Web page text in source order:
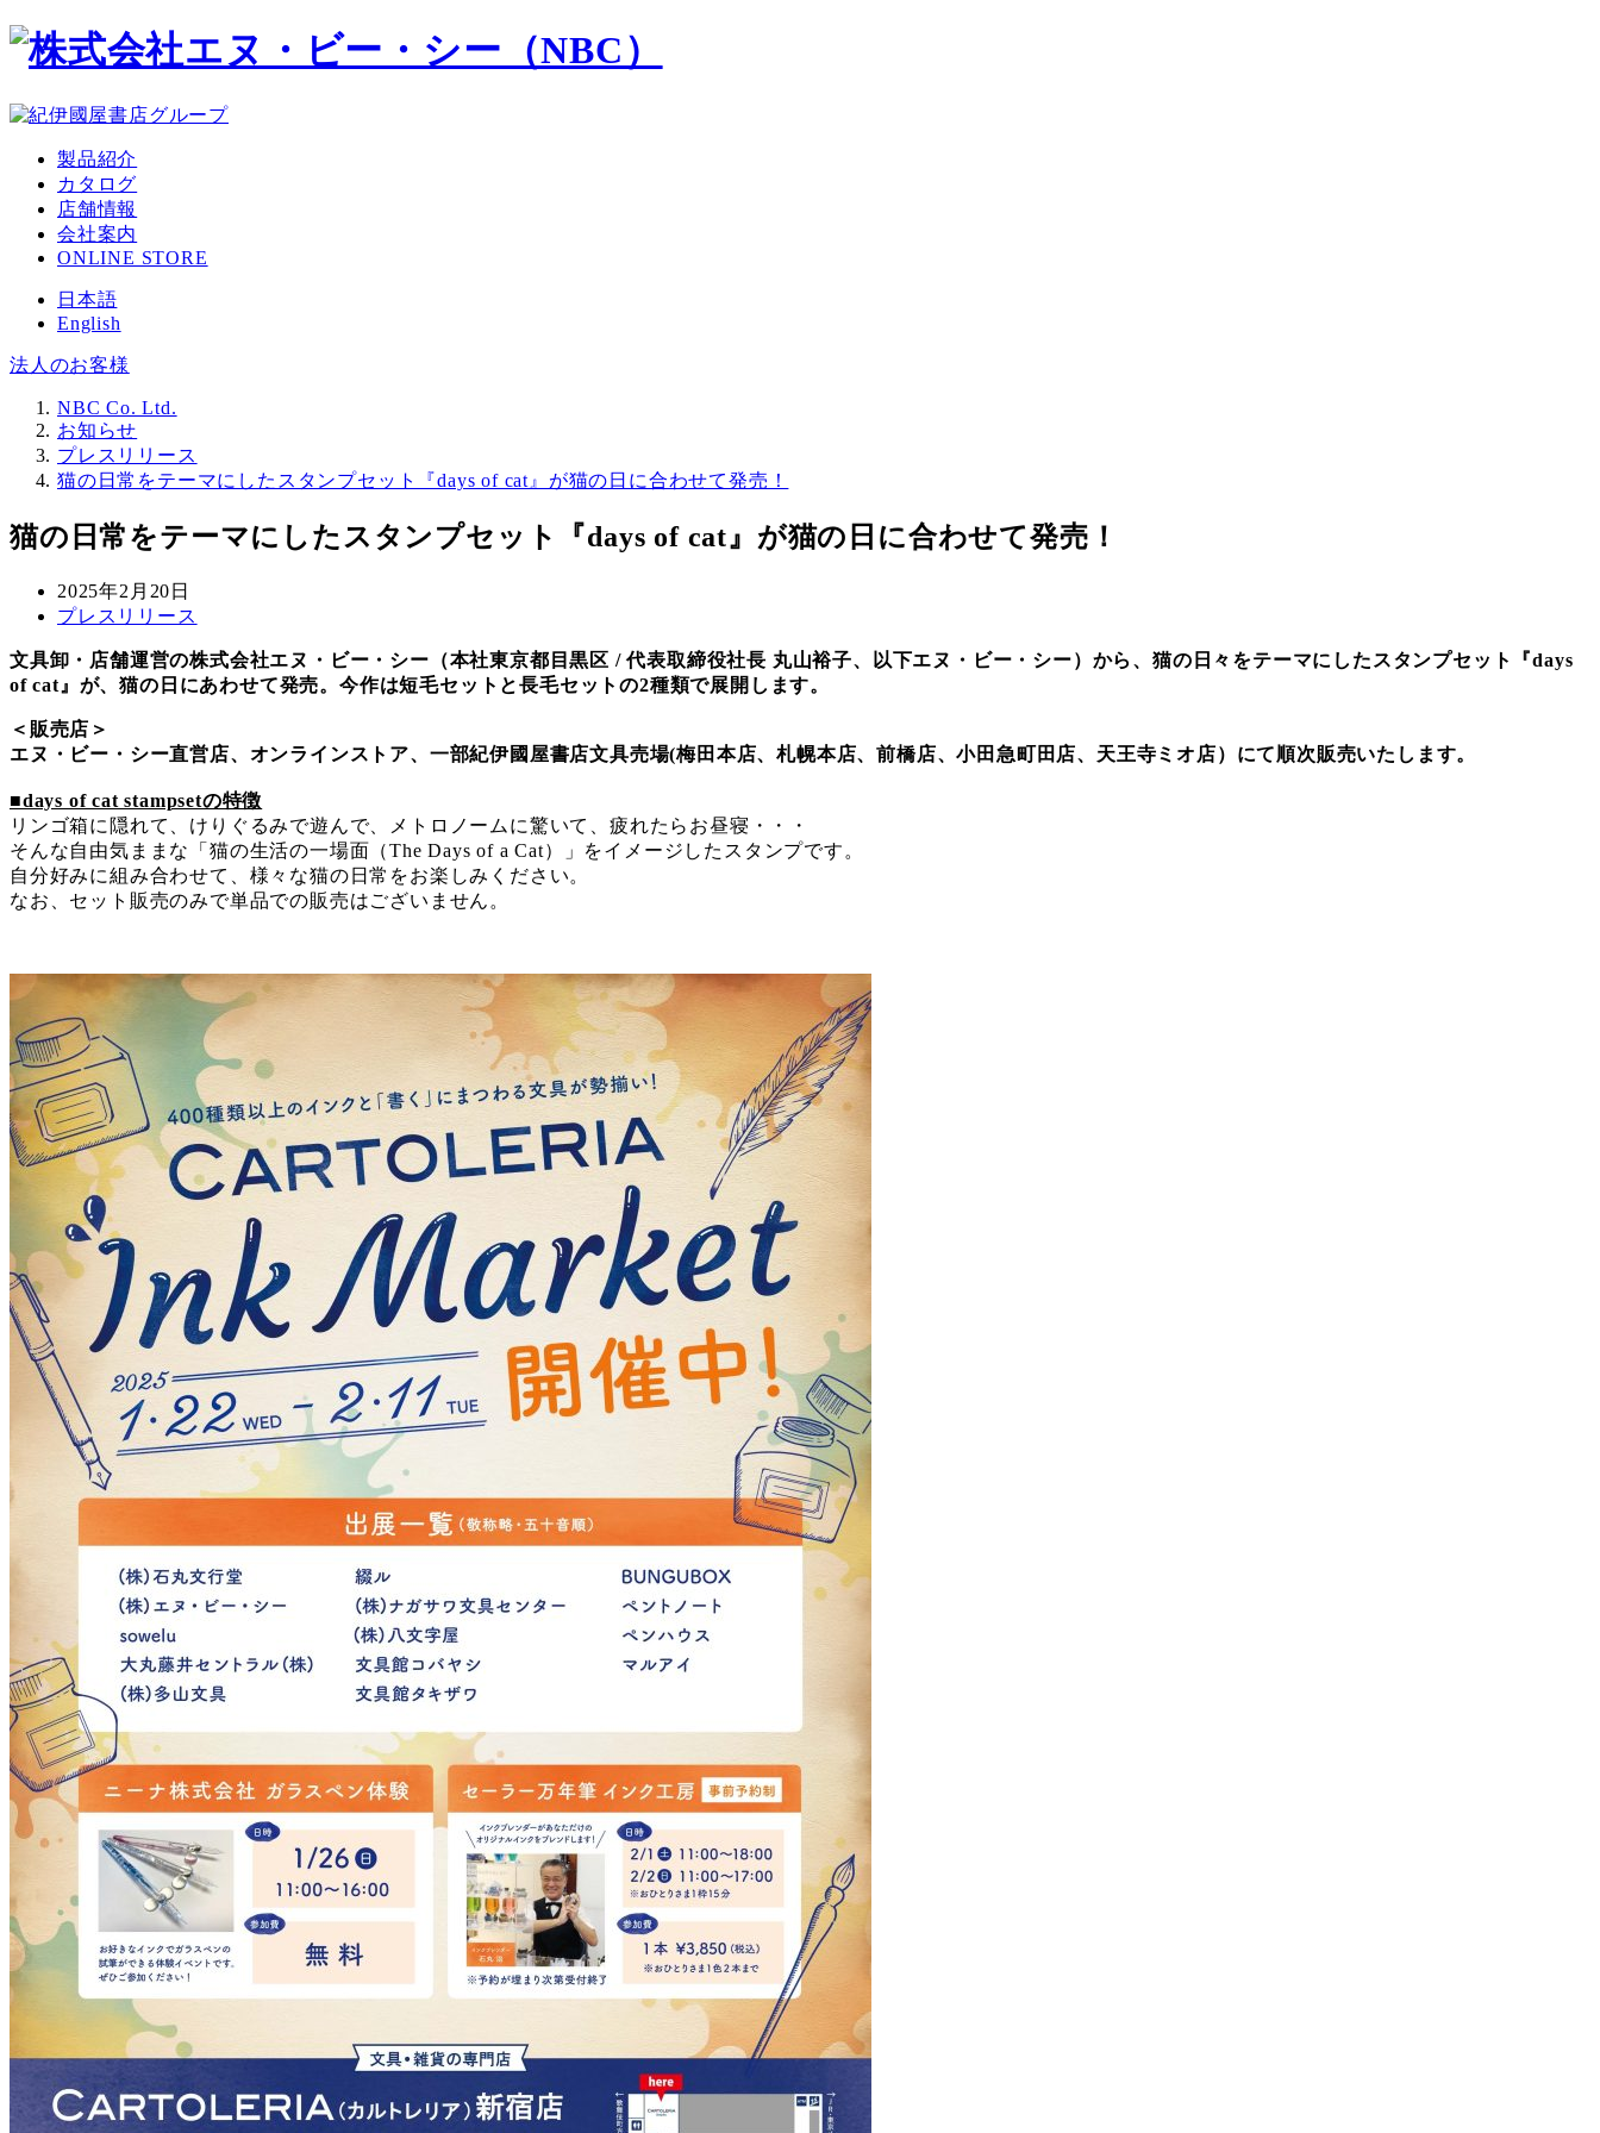
メ
イ
コ
製品紹介
カタログ
店舗情報
会社案内
ONLINE STORE
日本語
English
法人のお客様
NBC Co. Ltd.
お知らせ
プレスリリース
猫の日常をテーマにしたスタンプセット『days of cat』が猫の日に合わせて発売！
猫の日常をテーマにしたスタンプセット『days of cat』が猫の日に合わせて発売！
投
稿
2025年2月20日
カ
ゴ
リ
ー
プレスリリース
文具卸・店舗運営の株式会社エヌ・ビー・シー（本社東京都目黒区 / 代表取締役社長 丸山裕子、以下エヌ・ビー・シー）から、猫の日々をテーマにしたスタンプセット『days
of cat』が、猫の日にあわせて発売。今作は短毛セットと長毛セットの2種類で展開します。
＜販売店＞
エヌ・ビー・シー直営店、オンラインストア、一部紀伊國屋書店文具売場(梅田本店、札幌本店、前橋店、小田急町田店、天王寺ミオ店）にて順次販売いたします。
■days of cat stampsetの特徴
リンゴ箱に隠れて、けりぐるみで遊んで、メトロノームに驚いて、疲れたらお昼寝・・・
そんな自由気ままな「猫の生活の一場面（The Days of a Cat）」をイメージしたスタンプです。
自分好みに組み合わせて、様々な猫の日常をお楽しみください。
なお、セット販売のみで単品での販売はございません。